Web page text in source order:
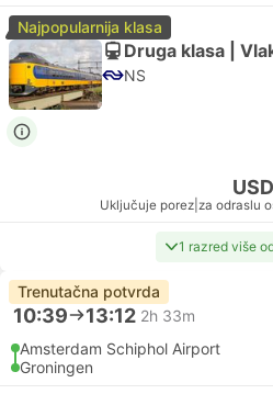
Najpopularnija klasa
Druga klasa |
NS
Uključuje porez za odraslu
1 razred više
Trenutačna potvrda
10:39 13:12 2h 33m
Amsterdam Schiphol Airport
Groningen